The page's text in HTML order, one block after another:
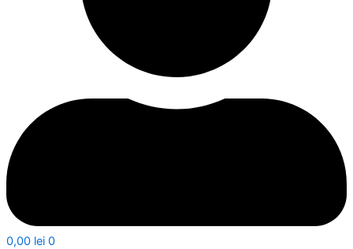
0,00 lei 0